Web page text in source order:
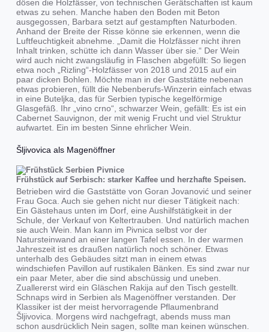
dösen die Holzfässer, von technischen Gerätschaften ist kaum
etwas zu sehen. Manche haben den Boden mit Beton
ausgegossen, Barbara setzt auf gestampften Naturboden.
Anhand der Breite der Risse könne sie erkennen, wenn die
Luftfeuchtigkeit abnehme. „Damit die Holzfässer nicht ihren
Inhalt trinken, schütte ich dann Wasser über sie.“ Der Wein
wird auch nicht zwangsläufig in Flaschen abgefüllt: So liegen
etwa noch „Rizling“-Holzfässer von 2018 und 2015 auf ein
paar dicken Bohlen. Möchte man in der Gaststätte nebenan
etwas probieren, füllt die Nebenberufs-Winzerin einfach etwas
in eine Buteljka, das für Serbien typische kegelförmige
Glasgefäß. Ihr „vino crno“, schwarzer Wein, gefällt: Es ist ein
Cabernet Sauvignon, der mit wenig Frucht und viel Struktur
aufwartet. Ein im besten Sinne ehrlicher Wein.
Šljivovica als Magenöffner
Frühstück auf Serbisch: starker Kaffee und herzhafte Speisen.
Betrieben wird die Gaststätte von Goran Jovanović und seiner
Frau Goca. Auch sie gehen nicht nur dieser Tätigkeit nach:
Ein Gästehaus unten im Dorf, eine Aushilfstätigkeit in der
Schule, der Verkauf von Keltertrauben. Und natürlich machen
sie auch Wein. Man kann im Pivnica selbst vor der
Natursteinwand an einer langen Tafel essen. In der warmen
Jahreszeit ist es draußen natürlich noch schöner. Etwas
unterhalb des Gebäudes sitzt man in einem etwas
windschiefen Pavillon auf rustikalen Bänken. Es sind zwar nur
ein paar Meter, aber die sind abschüssig und uneben.
Zuallererst wird ein Gläschen Rakija auf den Tisch gestellt.
Schnaps wird in Serbien als Magenöffner verstanden. Der
Klassiker ist der meist hervorragende Pflaumenbrand
Šljivovica. Morgens wird nachgefragt, abends muss man
schon ausdrücklich Nein sagen, sollte man keinen wünschen.